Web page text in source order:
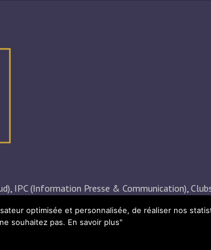
, IPC (Information Presse & Communication),
FCE (Femmes Chefs d’Entreprise)
optimisée et personnalisée, de réaliser nos
souhaitez pas. En savoir plus"